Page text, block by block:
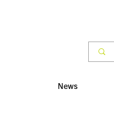
News